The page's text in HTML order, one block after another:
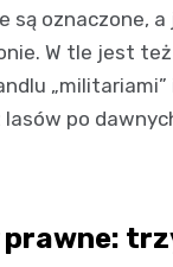
są oznaczone, a
W tle jest
lasów po